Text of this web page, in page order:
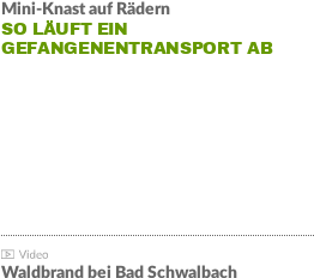
Mini-Knast auf Rädern
SO LÄUFT EIN
GEFANGENENTRANSPORT AB
Waldbrand bei Bad Schwalbach